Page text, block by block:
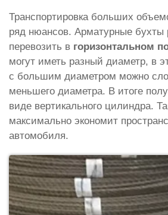
Транспортировка больших
ряд нюансов. Арматурные бухты
перевозить в горизонтальном
могут иметь разный диаметр, в
с большим диаметром можно
меньшего диаметра. В итоге
виде вертикального цилиндра.
максимально экономит
автомобиля.